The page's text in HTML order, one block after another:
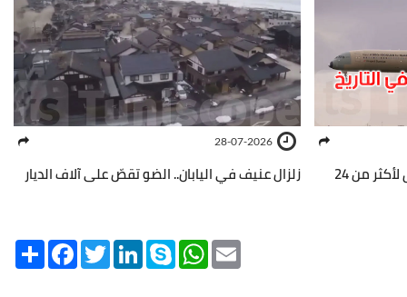
رقم قياسي خارق.. طائرة ركاب تحلق لأكثر من 24
28-07-2026
زلزال عنيف في اليابان.. الضو تقصّ على آلاف الديار
Share FacebookTwitterLinkedInSkype WhatsApp